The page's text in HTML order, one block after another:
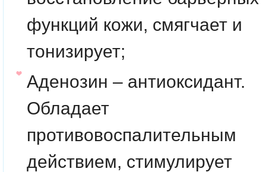
функций кожи, смягчает и
тонизирует;
Аденозин – антиоксидант.
Обладает
противовоспалительным
действием, стимулирует